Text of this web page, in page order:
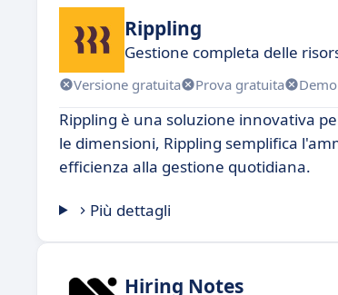
Rippling
Gestione completa delle
Versione gratuita Prova gratuita
Rippling è una soluzione innovativa
le dimensioni, Rippling semplifica
efficienza alla gestione quotidiana.
Più dettagli
Hiring Notes